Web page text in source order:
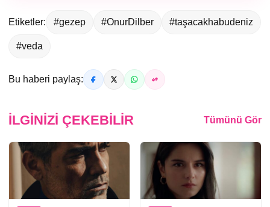
Etiketler: #gezep #OnurDilber #taşacakhabudeniz
#veda
Bu haberi paylaş:
İLGINIZI ÇEKEBILIR Tümünü Gör